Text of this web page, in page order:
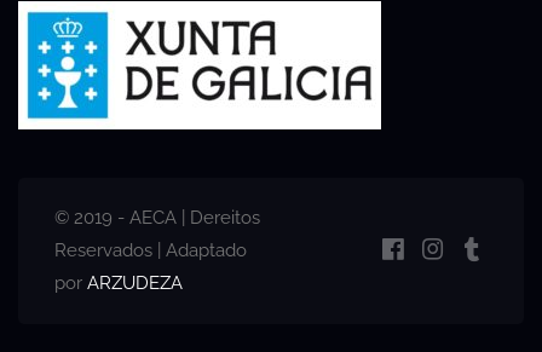
© 2019 - AECA | Dereitos
Reservados | Adaptado
por ARZUDEZA